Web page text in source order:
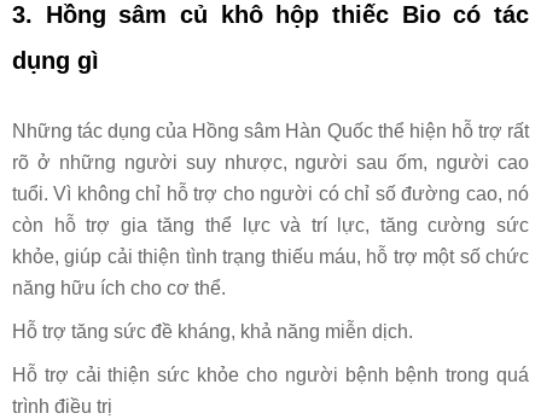
3. Hồng sâm củ khô hộp thiếc Biocó tác
dụng gì
Những tác dụng của Hồng sâm Hàn Quốc thể hiện hỗ trợ rất
rõ ở những người suy nhược, người sau ốm, người cao
tuổi. Vì không chỉ hỗ trợ cho người có chỉ số đường cao, nó
còn hỗ trợ gia tăng thể lực và trí lực, tăng cường sức
khỏe, giúp cải thiện tình trạng thiếu máu, hỗ trợ một số chức
năng hữu ích cho cơ thể.
Hỗ trợ tăng sức đề kháng, khả năng miễn dịch.
Hỗ trợ cải thiện sức khỏe cho người bệnh bệnh trong quá
trình điều trị